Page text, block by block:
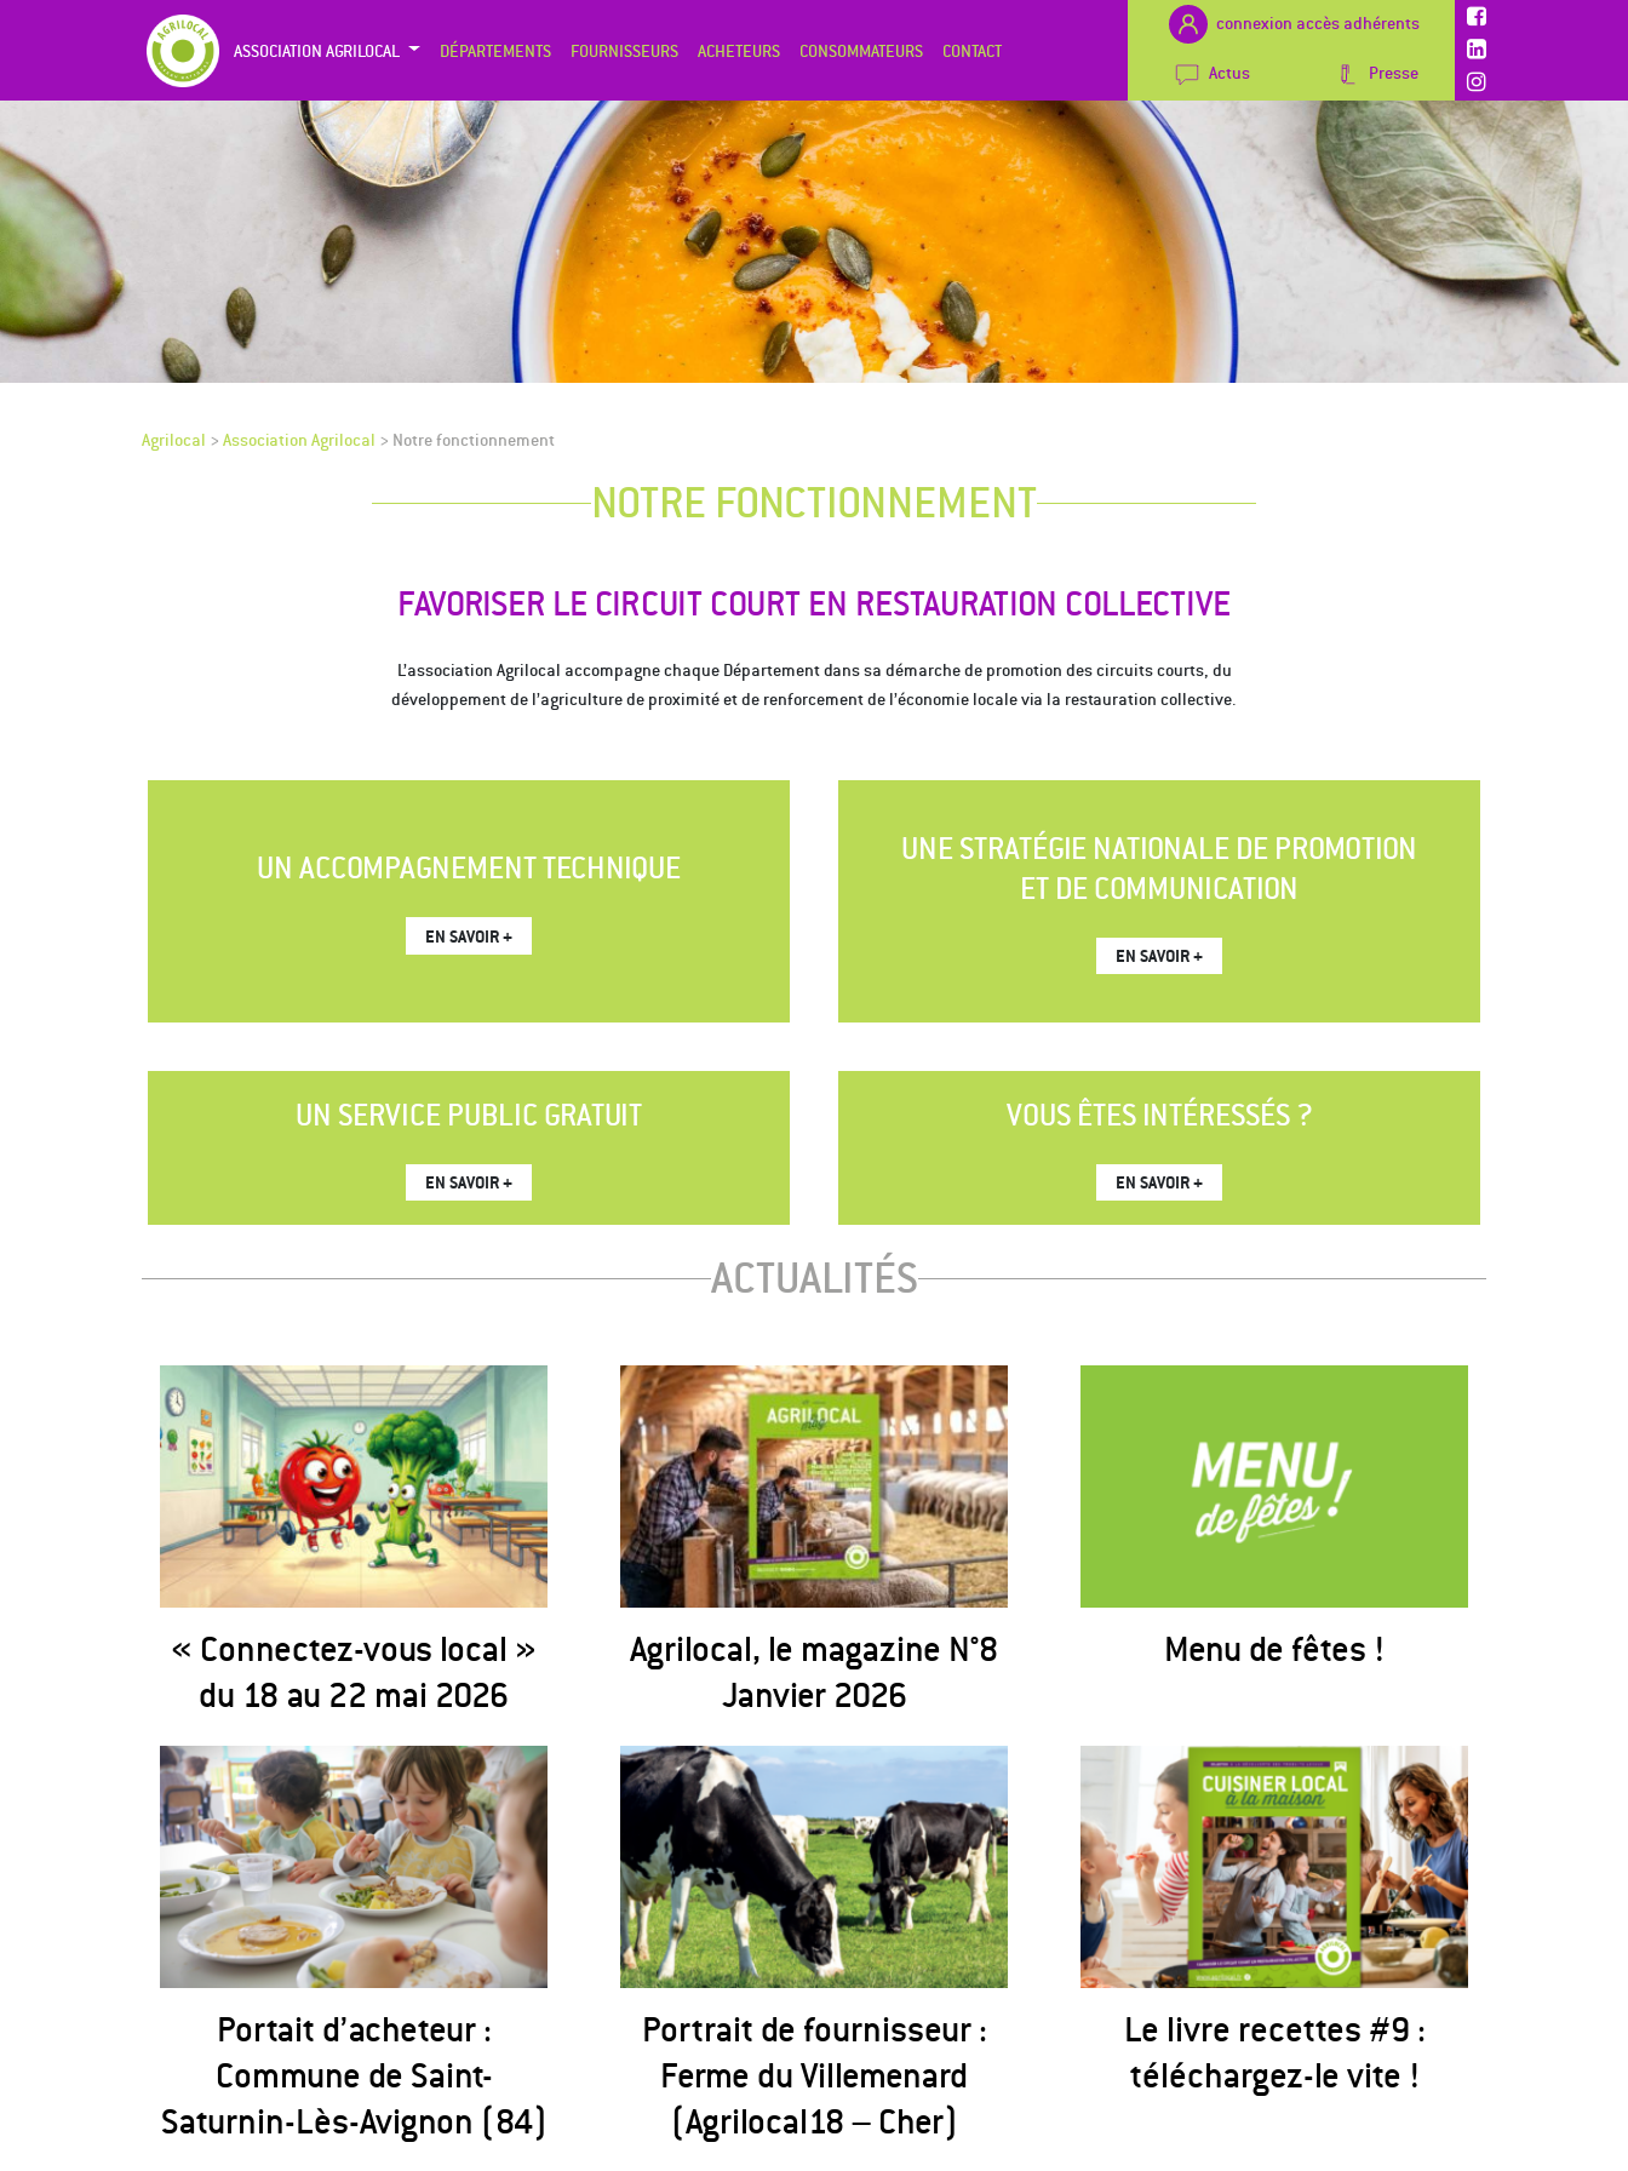
ASSOCIATION AGRILOCAL DÉPARTEMENTS FOURNISSEURS ACHETEURS CONSOMMATEURS CONTACT
connexion accès adhérents
Actus Presse
Agrilocal > Association Agrilocal > Notre fonctionnement
NOTRE FONCTIONNEMENT
FAVORISER LE CIRCUIT COURT EN RESTAURATION COLLECTIVE
L’association Agrilocal accompagne chaque Département dans sa démarche de promotion des circuits courts, du
développement de l’agriculture de proximité et de renforcement de l’économie locale via la restauration collective.
UN ACCOMPAGNEMENT TECHNIQUE
EN SAVOIR +
UNE STRATÉGIE NATIONALE DE PROMOTION
ET DE COMMUNICATION
EN SAVOIR +
UN SERVICE PUBLIC GRATUIT
EN SAVOIR +
VOUS ÊTES INTÉRESSÉS ?
EN SAVOIR +
ACTUALITÉS
« Connectez-vous local »
du 18 au 22 mai 2026
Agrilocal, le magazine N°8
Janvier 2026
Menu de fêtes !
Portait d’acheteur :
Commune de Saint-
Saturnin-Lès-Avignon (84)
Portrait de fournisseur :
Ferme du Villemenard
(Agrilocal18 – Cher)
Le livre recettes #9 :
téléchargez-le vite !